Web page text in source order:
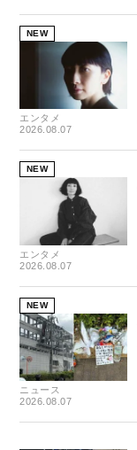
NEW
エンタメ
2026.08.07
NEW
エンタメ
2026.08.07
NEW
ニュース
2026.08.07